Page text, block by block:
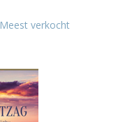
Meest verkocht